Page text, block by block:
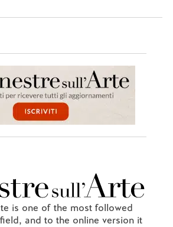
is one of the most followed
and to the online version it